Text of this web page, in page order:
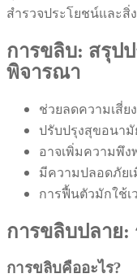
สำรวจประโยชน์และ
การขลิบ: สรุป
พิจารณา
ช่วยลดความเสี่ย
ปรับปรุงสุขอนามั
อาจเพิ่มความพึง
มีความปลอดภัย
การฟื้นตัวมักใช้
การขลิบปลาย:
การขลิบคืออะไร?